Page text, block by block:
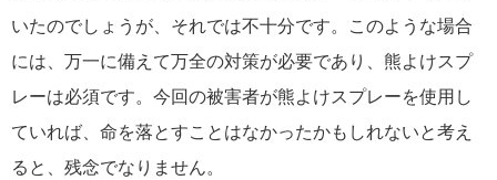
いたのでしょうが、それでは不十分です。このような場合
には、万一に備えて万全の対策が必要であり、熊よけスプ
レーは必須です。今回の被害者が熊よけスプレーを使用し
ていれば、命を落とすことはなかったかもしれないと考え
ると、残念でなりません。